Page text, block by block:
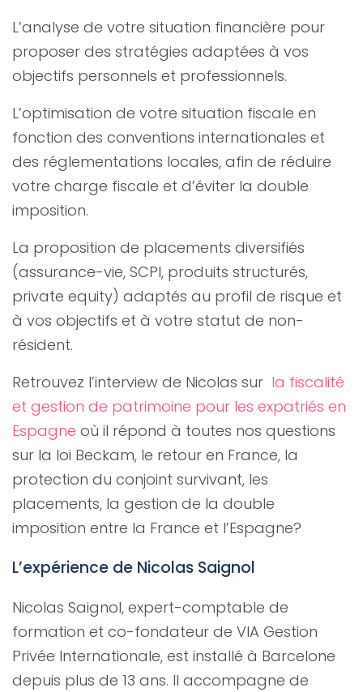
L’analyse de votre situation financière pour
proposer des stratégies adaptées à vos
objectifs personnels et professionnels.
L’optimisation de votre situation fiscale en
fonction des conventions internationales et
des réglementations locales, afin de réduire
votre charge fiscale et d’éviter la double
imposition.
La proposition de placements diversifiés
(assurance-vie, SCPI, produits structurés,
private equity) adaptés au profil de risque et
à vos objectifs et à votre statut de non-
résident.
Retrouvez l’interview de Nicolas sur la fiscalité
et gestion de patrimoine pour les expatriés en
Espagne où il répond à toutes nos questions
sur la loi Beckam, le retour en France, la
protection du conjoint survivant, les
placements, la gestion de la double
imposition entre la France et l’Espagne?
L’expérience de Nicolas Saignol
Nicolas Saignol, expert-comptable de
formation et co-fondateur de VIA Gestion
Privée Internationale, est installé à Barcelone
depuis plus de 13 ans. Il accompagne de